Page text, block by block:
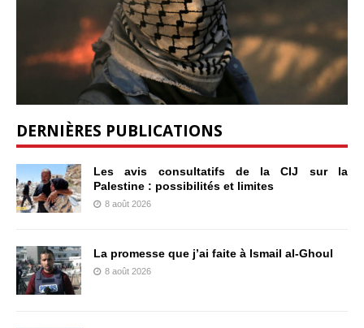
DERNIÈRES PUBLICATIONS
Les avis consultatifs de la CIJ sur la
Palestine : possibilités et limites
8 août 2026
La promesse que j’ai faite à Ismail al-Ghoul
8 août 2026